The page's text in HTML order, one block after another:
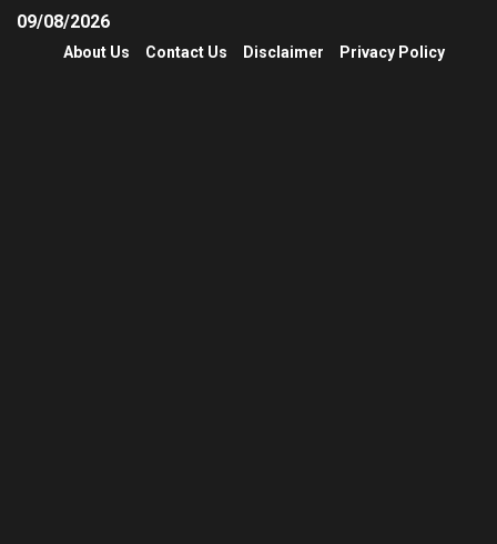
09/08/2026
About Us Contact Us Disclaimer Privacy Policy